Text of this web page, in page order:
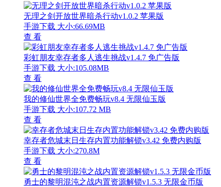
无理之剑开放世界暗杀行动v1.0.2 苹果版
手游下载 大小:66.69MB
查 看
彩虹朋友幸存者多人逃生挑战v1.4.7 免广告版
手游下载 大小:105.08MB
查 看
我的修仙世界全免费畅玩v8.4 无限仙玉版
手游下载 大小:107.72 MB
查 看
幸存者危城末日生存内置功能解锁v3.42 免费内购版
手游下载 大小:270.8M
查 看
勇士的黎明混沌之战内置资源解锁v1.5.3 无限金币版